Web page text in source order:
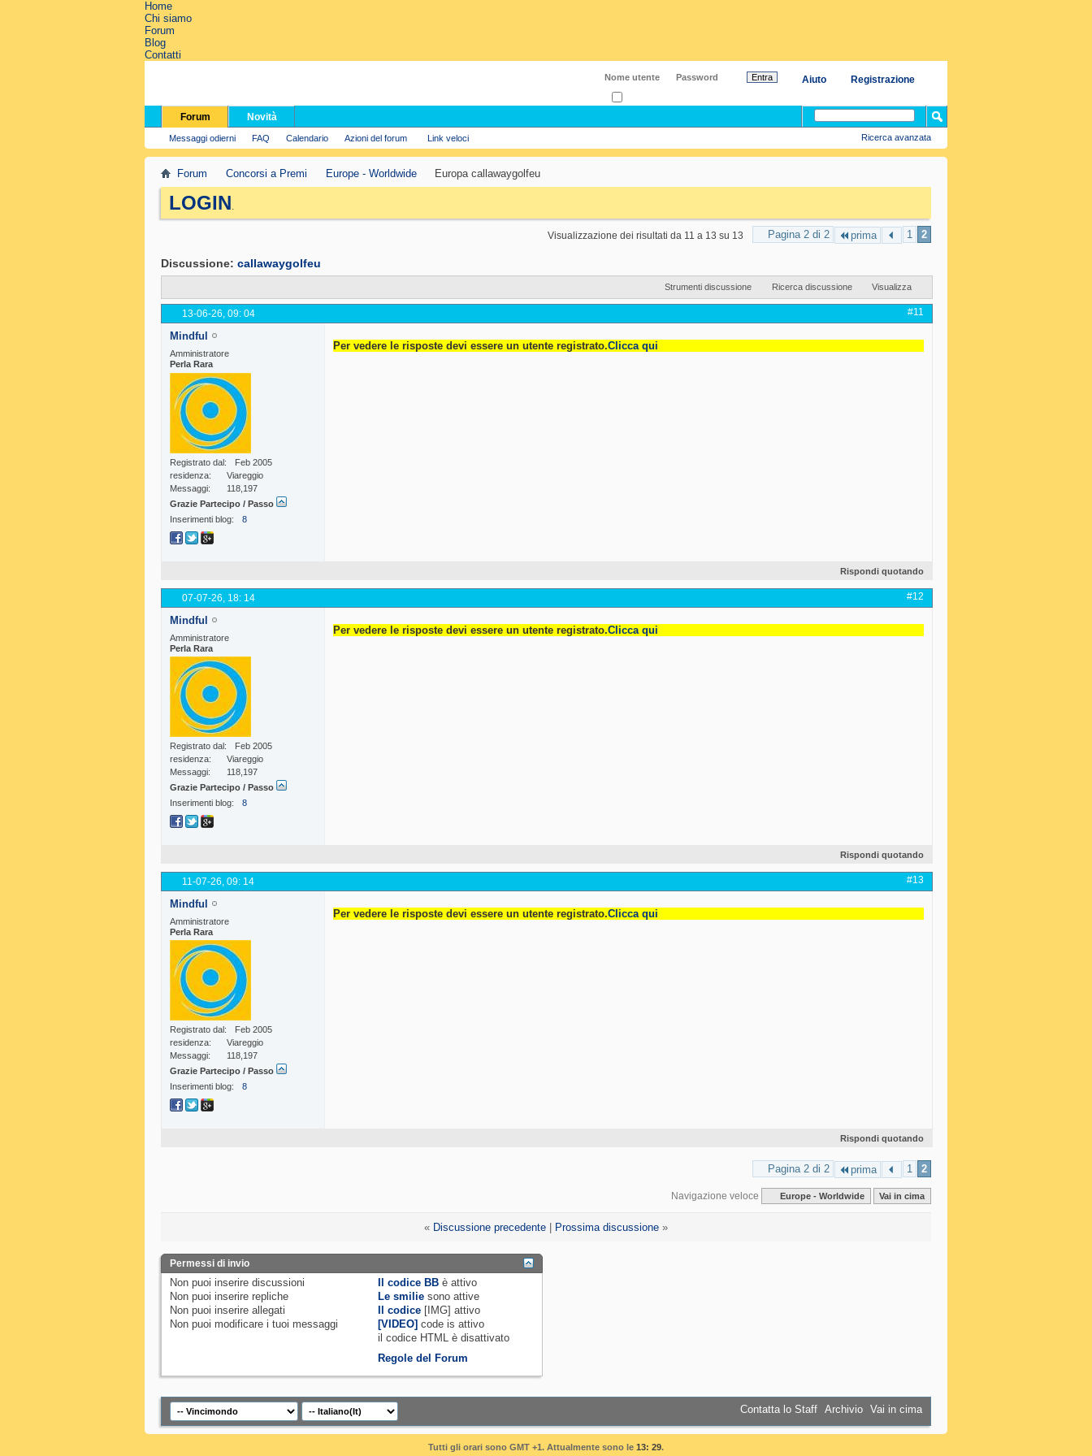
Home
Chi siamo
Forum
Blog
Contatti
Registrazione
Aiuto
Forum
Messaggi odierni FAQ Calendario Azioni del forum Link veloci
Novità
Ricerca avanzata
Forum Concorsi a Premi Europe - Worldwide Europa callawaygolfeu
LOGIN.
Pagina 2 di 2 prima 1 2
Visualizzazione dei risultati da 11 a 13 su 13
Discussione: callawaygolfeu
Strumenti discussione Ricerca discussione Visualizza
13-06-26, 09: 04 #11
Mindful
Amministratore
Perla Rara
Registrato dal
Feb 2005
residenza
Viareggio
Messaggi
118,197
Grazie Partecipo / Passo
Inserimenti blog
8
Per vedere le risposte devi essere un utente registrato.Clicca qui
Rispondi quotando
07-07-26, 18: 14 #12
Mindful
Amministratore
Perla Rara
Registrato dal
Feb 2005
residenza
Viareggio
Messaggi
118,197
Grazie Partecipo / Passo
Inserimenti blog
8
Per vedere le risposte devi essere un utente registrato.Clicca qui
Rispondi quotando
11-07-26, 09: 14 #13
Mindful
Amministratore
Perla Rara
Registrato dal
Feb 2005
residenza
Viareggio
Messaggi
118,197
Grazie Partecipo / Passo
Inserimenti blog
8
Per vedere le risposte devi essere un utente registrato.Clicca qui
Rispondi quotando
Pagina 2 di 2 prima 1 2
Navigazione veloce Europe - Worldwide Vai in cima
« Discussione precedente Prossima discussione »
Permessi di invio
Non puoi inserire discussioni
Non puoi inserire repliche
Non puoi inserire allegati
Non puoi modificare i tuoi messaggi
Il codice BB èattivo
Le smilie sono attive
Il codice [IMG]attivo
[VIDEO] code isattivo
il codice HTML èdisattivato
Regole del Forum
Contatta lo Staff Archivio Vai in cima
Tutti gli orari sono GMT +1. Attualmente sono le 13: 29.